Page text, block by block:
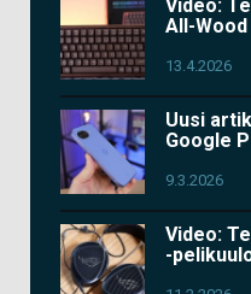
Video:
All-Wood
13.4.2026
Uusi
Google
9.3.2026
Video:
-